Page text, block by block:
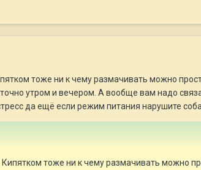
тоже ни к чему размачивать можно
утром и вечером. А вообще вам надо
да ещё если режим питания нарушите
тоже ни к чему размачивать можно